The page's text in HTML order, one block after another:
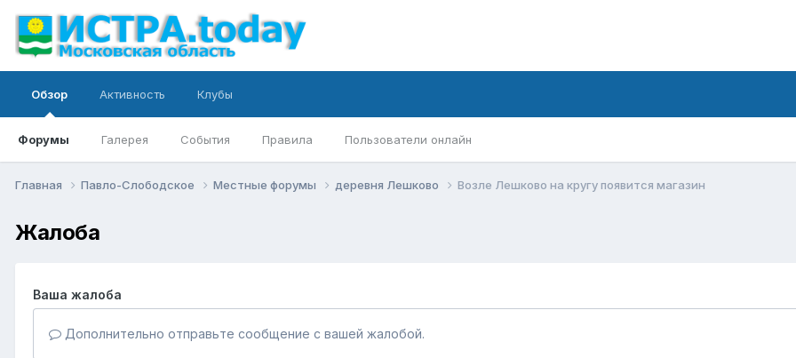
Обзор
Форумы Галерея События Правила Пользователи онлайн
Активность Клубы
Главная Павло-Слободское Местные форумы деревня Лешково Возле Лешково на кругу появится магазин
Жалоба
Ваша жалоба
Дополнительно отправьте сообщение с вашей жалобой.